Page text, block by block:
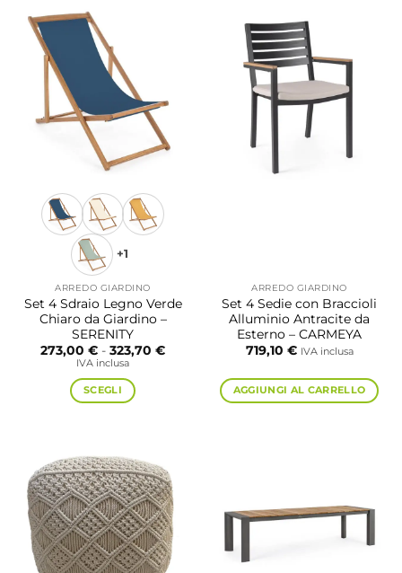
più
varianti.
Le
opzioni
possono
essere
+1
ARREDO GIARDINO
Set 4 Sdraio Legno Verde
Chiaro da Giardino –
SERENITY
273,00 € - 323,70 €Fascia
IVA inclusa
SCEGLI
più
varianti.
Le
opzioni
possono
essere
ARREDO GIARDINO
Set 4 Sedie con Braccioli
Alluminio Antracite da
Esterno – CARMEYA
719,10 € IVA inclusa
AGGIUNGI AL CARRELLO